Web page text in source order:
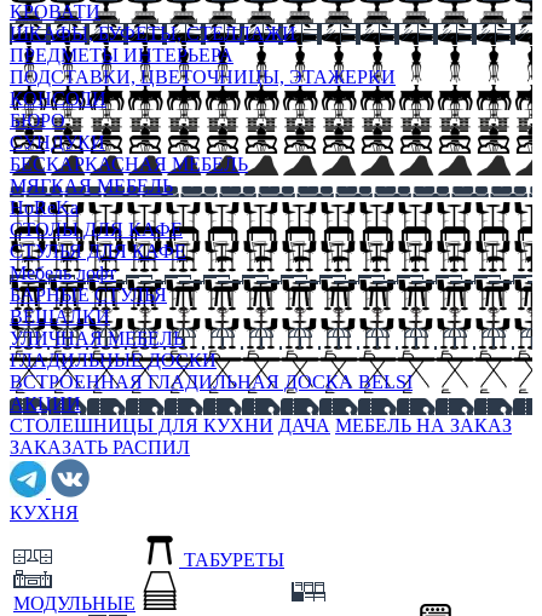
КРОВАТИ
ШКАФЫ, БУФЕТЫ, СТЕЛЛАЖИ
ПРЕДМЕТЫ ИНТЕРЬЕРА
ПОДСТАВКИ, ЦВЕТОЧНИЦЫ, ЭТАЖЕРКИ
КОНСОЛИ
БЮРО
СУНДУКИ
БЕСКАРКАСНАЯ МЕБЕЛЬ
МЯГКАЯ МЕБЕЛЬ
HoReKa
СТОЛЫ ДЛЯ КАФЕ
СТУЛЬЯ ДЛЯ КАФЕ
Мебель лофт
БАРНЫЕ СТУЛЬЯ
ВЕШАЛКИ
УЛИЧНАЯ МЕБЕЛЬ
ГЛАДИЛЬНЫЕ ДОСКИ
ВСТРОЕННАЯ ГЛАДИЛЬНАЯ ДОСКА BELSI
АКЦИИ
СТОЛЕШНИЦЫ ДЛЯ КУХНИ ДАЧА МЕБЕЛЬ НА ЗАКАЗ
ЗАКАЗАТЬ РАСПИЛ
КУХНЯ
МОДУЛЬНЫЕ
ТАБУРЕТЫ